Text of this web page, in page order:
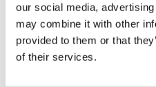
our social media,
may combine it with other
provided to them or that
of their services.
DETAILS